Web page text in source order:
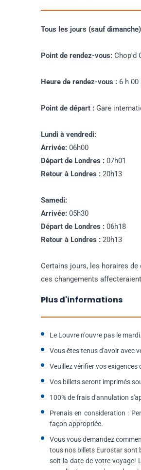
Tous les jours (sauf dimanche)
Point de rendez-vous: Chop'd
Heure de rendez-vous : 6 h
Point de départ : Gare
Lundi à vendredi:
Arrivée: 06h00
Départ de Londres : 07h01
Retour à Londres : 20h13
Samedi:
Arrivée: 05h30
Départ de Londres : 06h18
Retour à Londres : 20h13
Certains jours, les horaires
ces changements
Plus d'informations
Le Louvre n'ouvre pas le
Vous êtes tenus d'avoir avec
Veuillez vérifier vos exigences
Vos billets seront imprimés
100% de frais d'annulation
Prenais en consideration :
façon appropriée.
Vous vous demandez
tous nos billets Eurostar sont
soit la date de votre voyage!